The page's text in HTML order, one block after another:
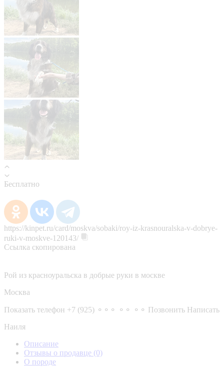
Бесплатно
https://kinpet.ru/card/moskva/sobaki/roy-iz-krasnouralska-v-dobrye-
ruki-v-moskve-120143/
Ссылка скопирована
Рой из красноуральска в добрые руки в москве
Москва
Показать телефон +7 (925) ⚬⚬⚬ ⚬⚬ ⚬⚬ Позвонить Написать
Наиля
Описание
Отзывы о продавце (0)
О породе